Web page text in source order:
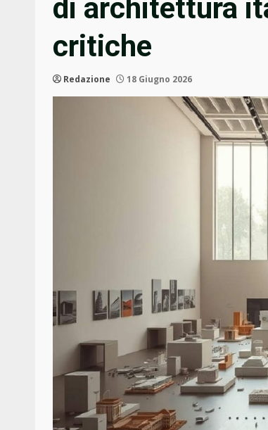
di architettura
critiche
Redazione 18 Giugno 2026